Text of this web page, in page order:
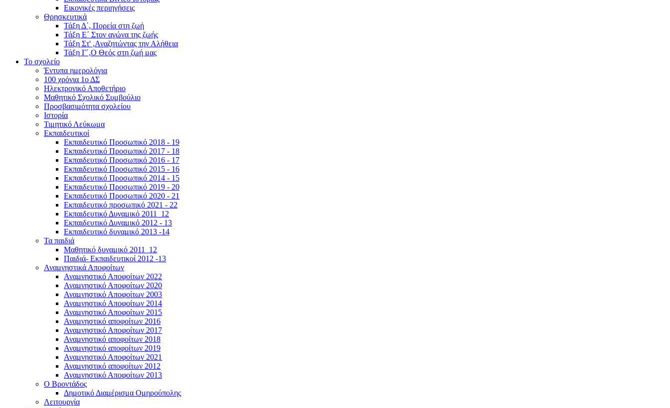
Εικονικές περιηγήσεις
Θρησκευτικά
Τάξη Δ΄, Πορεία στη ζωή
Τάξη Ε΄ Στον αγώνα της ζωής
Τάξη Στ' ,Αναζητώντας την Αλήθεια
Τάξη Γ΄,Ο Θεός στη ζωή μας
Το σχολείο
Έντυπα ημερολόγια
100 χρόνια 1ο ΔΣ
Ηλεκτρονικό Αποθετήριο
Μαθητικό Σχολικό Συμβούλιο
Προσβασιμότητα σχολείου
Ιστορία
Τιμητικό Λεύκωμα
Εκπαιδευτικοί
Εκπαιδευτικό Προσωπικό 2018 - 19
Εκπαιδευτικό Προσωπικό 2017 - 18
Εκπαιδευτικό Προσωπικό 2016 - 17
Εκπαιδευτικό Προσωπικό 2015 - 16
Εκπαιδευτικό Προσωπικό 2014 - 15
Εκπαιδευτικό Προσωπικό 2019 - 20
Εκπαιδευτικό Προσωπικό 2020 - 21
Εκπαιδευτικό προσωπικό 2021 - 22
Εκπαιδευτικό Δυναμικό 2011_12
Εκπαιδευτικό Δυναμικό 2012 - 13
Εκπαιδευτικό δυναμικό 2013 -14
Τα παιδιά
Μαθητικό δυναμικό 2011_12
Παιδιά- Εκπαιδευτικοί 2012 -13
Αναμνηστικά Αποφοίτων
Αναμνηστικό Αποφοίτων 2022
Αναμνηστικό Αποφοίτων 2020
Αναμνηστικό Αποφοίτων 2003
Αναμνηστικό Αποφοίτων 2014
Αναμνηστικό Αποφοίτων 2015
Αναμνηστικό αποφοίτων 2016
Αναμνηστικό Αποφοίτων 2017
Αναμνηστικό αποφοίτων 2018
Αναμνηστικό αποφοίτων 2019
Αναμνηστικό Αποφοίτων 2021
Αναμνηστικό αποφοίτων 2012
Αναμνηστικό Αποφοίτων 2013
Ο Βροντάδος
Δημοτικό Διαμέρισμα Ομηρούπολης
Λειτουργία